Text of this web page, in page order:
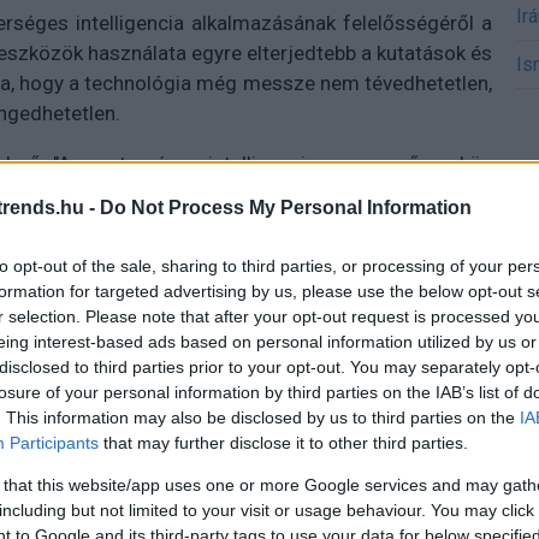
- Do Not Process My Personal Information
opt-out of the sale, sharing to third parties, or processing of your
for targeted advertising by us, please use the below opt-out
selection. Please note that after your opt-out request is processed
interest-based ads based on personal information utilized by us
to third parties prior to your opt-out. You may separately
of your personal information by third parties on the IAB’s list of
This information may also be disclosed by us to third parties on the
Participants that may further disclose it to other third parties.
that this website/app uses one or more Google services and may
but not limited to your visit or usage behaviour. You may
intelligencia alkalmazásának felelősségéről a
használata egyre elterjedtebb a kutatások és
hogy a technológia még messze nem tévedhetetlen,
"A mesterséges intelligencia nagyszerű eszköz
benne, az súlyos következményekkel járhat." Mint
egy olyan könyvre hivatkozott, amely állítólag
- csakhogy ilyen mű soha nem jelent meg, és a
nemcsak a kormányzati megbízásokon dolgozó
számára is. A Deloitte esete azt bizonyítja, hogy a
használata nemcsak szakmai hitelességet,
akkor, ha a technológia "kreativitása" a valóság